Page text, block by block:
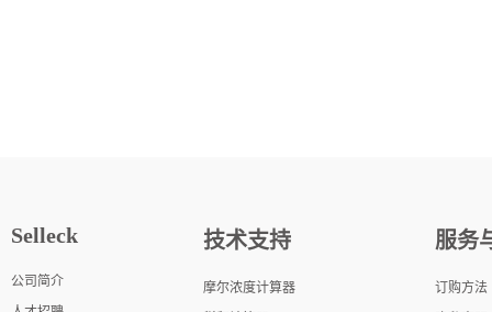
Selleck
公司简介
技术支持
摩尔浓度计算器
服务
订购方法